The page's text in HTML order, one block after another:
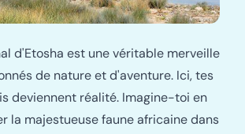
d'Etosha est une véritable merveille
de nature et d'aventure. Ici, tes
deviennent réalité. Imagine-toi en
la majestueuse faune africaine dans